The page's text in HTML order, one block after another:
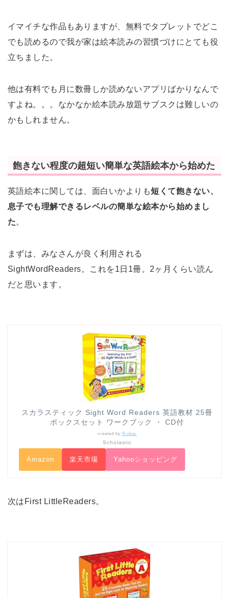
イマイチな作品もありますが、無料でタブレットでどこ
でも読めるので我が家は絵本読みの習慣づけにとても役
立ちました。
他は有料でも月に数冊しか読めないアプリばかりなんで
すよね。。。なかなか絵本読み放題サブスクは難しいの
かもしれません。
飽きない程度の超短い簡単な英語絵本から始めた
英語絵本に関しては、面白いかよりも短くて飽きない、
息子でも理解できるレベルの簡単な絵本から始めまし
た。
まずは、みなさんが良く利用される
SightWordReaders。これを1日1冊。2ヶ月くらい読ん
だと思います。
スカラスティック Sight Word Readers 英語教材 25冊
ボックスセット ワークブック ・ CD付
created by Rinker
Scholastic
Amazon 楽天市場 Yahooショッピング
次はFirst LittleReaders。